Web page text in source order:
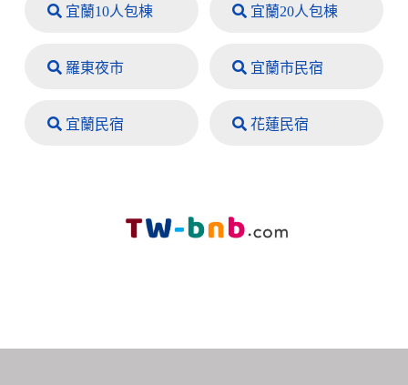
宜蘭10人包棟 宜蘭20人包棟
羅東夜市 宜蘭市民宿
宜蘭民宿 花蓮民宿